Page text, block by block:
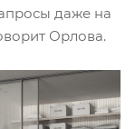
даже на
Орлова.